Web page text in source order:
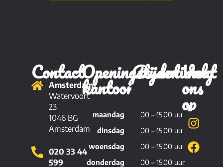
Contact
Amsterdam
Watervoort
23
1046 BG
Amsterdam
020 33 44
599
Openingstijden
kantoor
maandag
11.00 – 15.00 uur
dinsdag
11.00 – 15.00 uur
woensdag
11.00 – 15.00 uur
donderdag
11.00 – 15.00 uur
Assortiment
Viennoiserie
Patisserie
Hartig
Volg
ons
op